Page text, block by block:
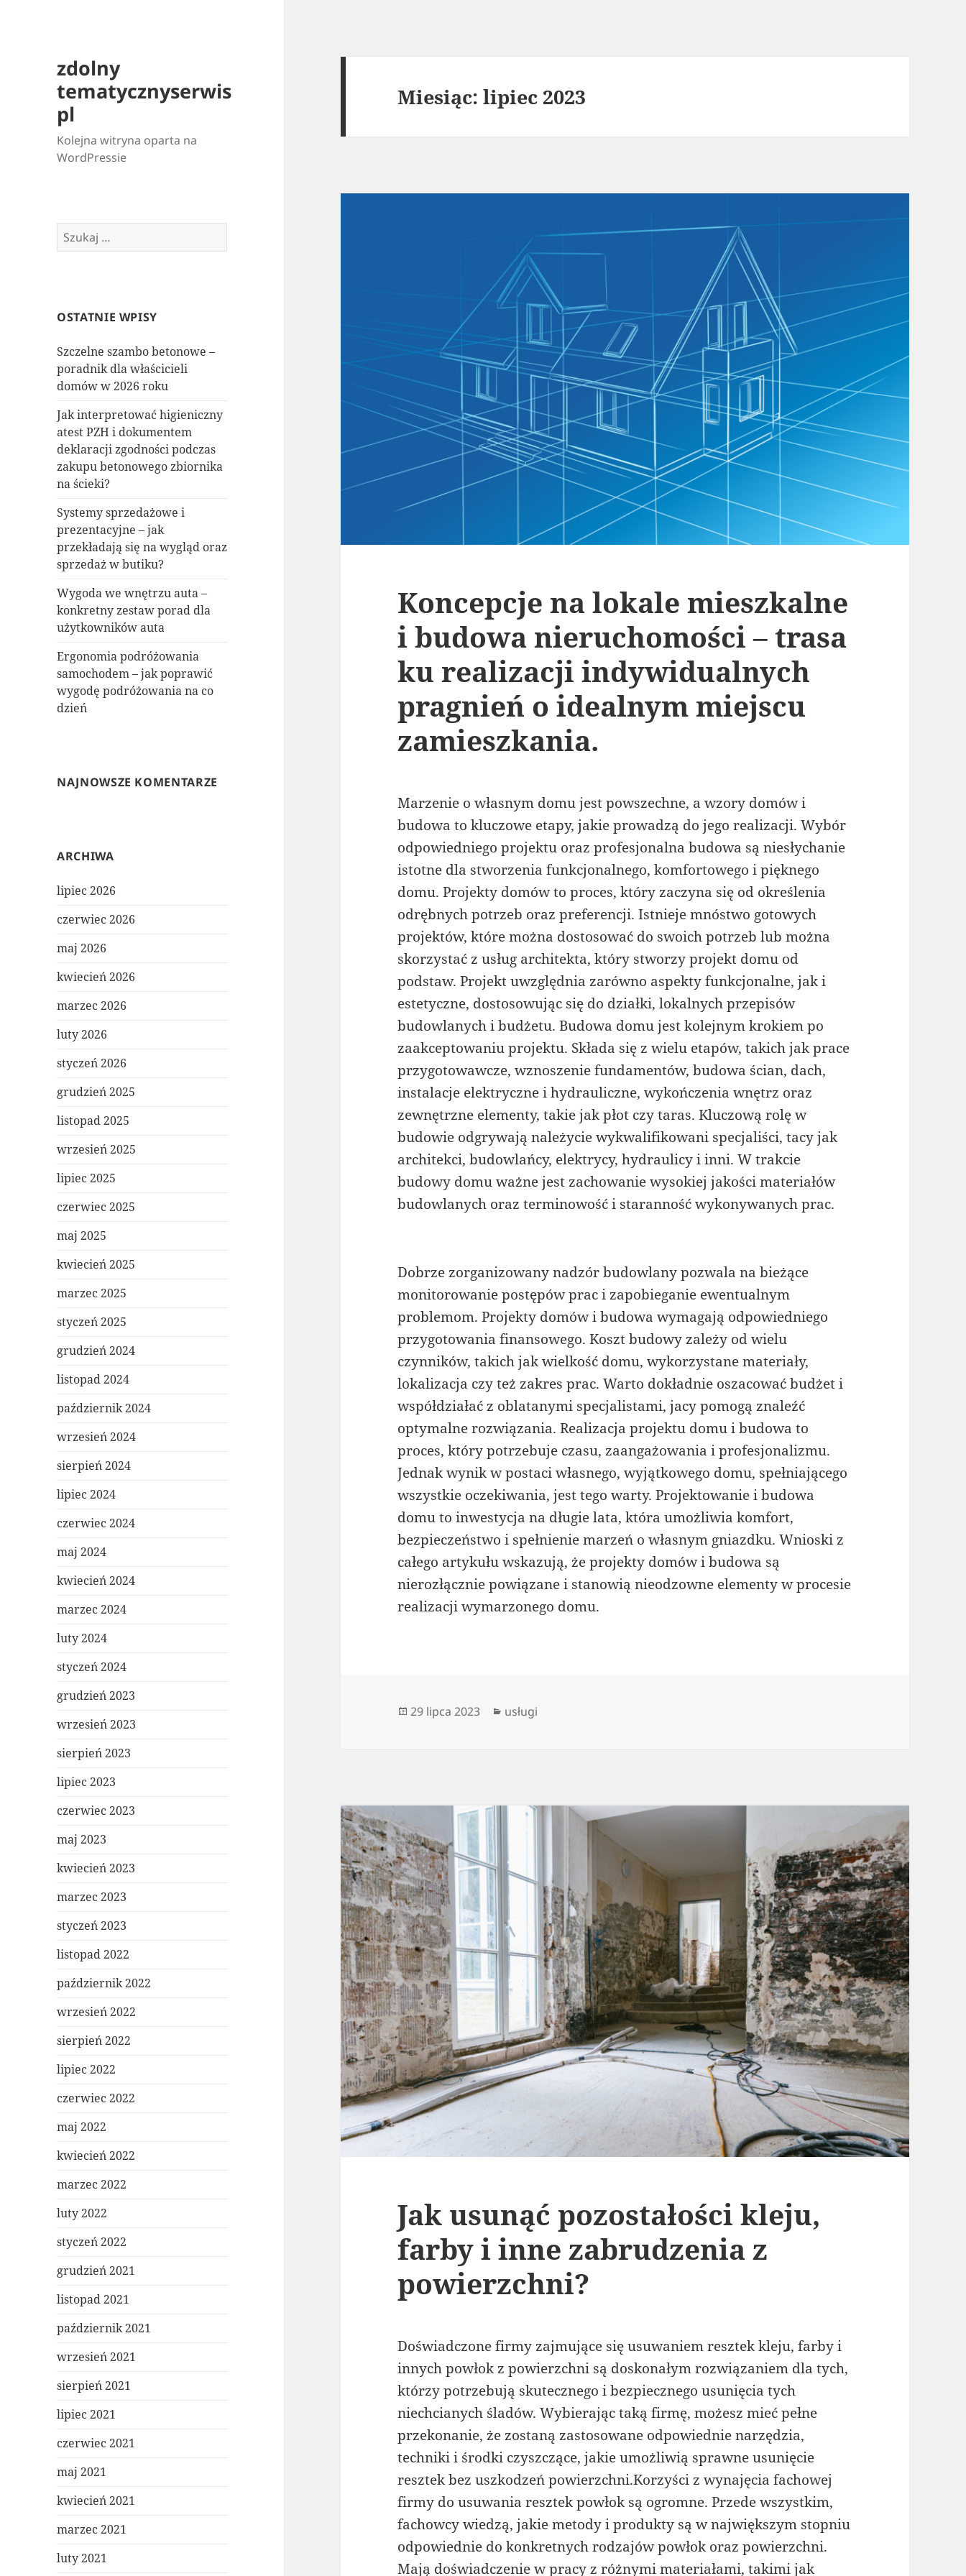
zdolny
tematycznyserwis
pl
Kolejna witryna oparta na
WordPressie
Szukaj:
OSTATNIE WPISY
Szczelne szambo betonowe –
poradnik dla właścicieli
domów w 2026 roku
Jak interpretować higieniczny
atest PZH i dokumentem
deklaracji zgodności podczas
zakupu betonowego zbiornika
na ścieki?
Systemy sprzedażowe i
prezentacyjne – jak
przekładają się na wygląd oraz
sprzedaż w butiku?
Wygoda we wnętrzu auta –
konkretny zestaw porad dla
użytkowników auta
Ergonomia podróżowania
samochodem – jak poprawić
wygodę podróżowania na co
dzień
NAJNOWSZE KOMENTARZE
ARCHIWA
lipiec 2026
czerwiec 2026
maj 2026
kwiecień 2026
marzec 2026
luty 2026
styczeń 2026
grudzień 2025
listopad 2025
wrzesień 2025
lipiec 2025
czerwiec 2025
maj 2025
kwiecień 2025
marzec 2025
styczeń 2025
grudzień 2024
listopad 2024
październik 2024
wrzesień 2024
sierpień 2024
lipiec 2024
czerwiec 2024
maj 2024
kwiecień 2024
marzec 2024
luty 2024
styczeń 2024
grudzień 2023
wrzesień 2023
sierpień 2023
lipiec 2023
czerwiec 2023
maj 2023
kwiecień 2023
marzec 2023
styczeń 2023
listopad 2022
październik 2022
wrzesień 2022
sierpień 2022
lipiec 2022
czerwiec 2022
maj 2022
kwiecień 2022
marzec 2022
luty 2022
styczeń 2022
grudzień 2021
listopad 2021
październik 2021
wrzesień 2021
sierpień 2021
lipiec 2021
czerwiec 2021
maj 2021
kwiecień 2021
marzec 2021
luty 2021
Miesiąc:lipiec 2023
Koncepcje na lokale mieszkalne
i budowa nieruchomości – trasa
ku realizacji indywidualnych
pragnień o idealnym miejscu
zamieszkania.
Marzenie o własnym domu jest powszechne, a wzory domów i
budowa to kluczowe etapy, jakie prowadzą do jego realizacji. Wybór
odpowiedniego projektu oraz profesjonalna budowa są niesłychanie
istotne dla stworzenia funkcjonalnego, komfortowego i pięknego
domu. Projekty domów to proces, który zaczyna się od określenia
odrębnych potrzeb oraz preferencji. Istnieje mnóstwo gotowych
projektów, które można dostosować do swoich potrzeb lub można
skorzystać z usług architekta, który stworzy projekt domu od
podstaw. Projekt uwzględnia zarówno aspekty funkcjonalne, jak i
estetyczne, dostosowując się do działki, lokalnych przepisów
budowlanych i budżetu. Budowa domu jest kolejnym krokiem po
zaakceptowaniu projektu. Składa się z wielu etapów, takich jak prace
przygotowawcze, wznoszenie fundamentów, budowa ścian, dach,
instalacje elektryczne i hydrauliczne, wykończenia wnętrz oraz
zewnętrzne elementy, takie jak płot czy taras. Kluczową rolę w
budowie odgrywają należycie wykwalifikowani specjaliści, tacy jak
architekci, budowlańcy, elektrycy, hydraulicy i inni. W trakcie
budowy domu ważne jest zachowanie wysokiej jakości materiałów
budowlanych oraz terminowość i staranność wykonywanych prac.
Dobrze zorganizowany nadzór budowlany pozwala na bieżące
monitorowanie postępów prac i zapobieganie ewentualnym
problemom. Projekty domów i budowa wymagają odpowiedniego
przygotowania finansowego. Koszt budowy zależy od wielu
czynników, takich jak wielkość domu, wykorzystane materiały,
lokalizacja czy też zakres prac. Warto dokładnie oszacować budżet i
współdziałać z oblatanymi specjalistami, jacy pomogą znaleźć
optymalne rozwiązania. Realizacja projektu domu i budowa to
proces, który potrzebuje czasu, zaangażowania i profesjonalizmu.
Jednak wynik w postaci własnego, wyjątkowego domu, spełniającego
wszystkie oczekiwania, jest tego warty. Projektowanie i budowa
domu to inwestycja na długie lata, która umożliwia komfort,
bezpieczeństwo i spełnienie marzeń o własnym gniazdku. Wnioski z
całego artykułu wskazują, że projekty domów i budowa są
nierozłącznie powiązane i stanowią nieodzowne elementy w procesie
realizacji wymarzonego domu.
Data
29 lipca 2023 Kategorie
usługi
Jak usunąć pozostałości kleju,
farby i inne zabrudzenia z
powierzchni?
Doświadczone firmy zajmujące się usuwaniem resztek kleju, farby i
innych powłok z powierzchni są doskonałym rozwiązaniem dla tych,
którzy potrzebują skutecznego i bezpiecznego usunięcia tych
niechcianych śladów. Wybierając taką firmę, możesz mieć pełne
przekonanie, że zostaną zastosowane odpowiednie narzędzia,
techniki i środki czyszczące, jakie umożliwią sprawne usunięcie
resztek bez uszkodzeń powierzchni.Korzyści z wynajęcia fachowej
firmy do usuwania resztek powłok są ogromne. Przede wszystkim,
fachowcy wiedzą, jakie metody i produkty są w największym stopniu
odpowiednie do konkretnych rodzajów powłok oraz powierzchni.
Mają doświadczenie w pracy z różnymi materiałami, takimi jak